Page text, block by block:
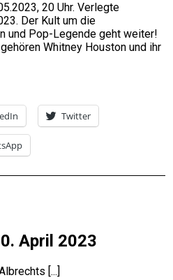
20 Uhr. Verlegte
Der Kult um die
und Pop-Legende geht weiter!
Whitney Houston und ihr
Twitter
April 2023